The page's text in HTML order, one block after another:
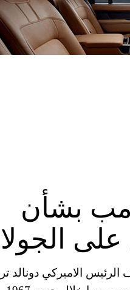
بشأن
على
الرئيس الاميركي